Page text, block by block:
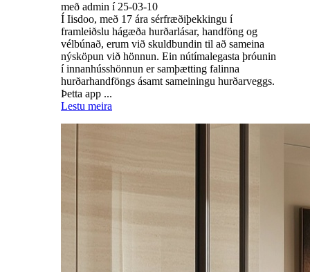
með admin í 25-03-10
Í Iisdoo, með 17 ára sérfræðiþekkingu í
framleiðslu hágæða hurðarlásar, handföng og
vélbúnað, erum við skuldbundin til að sameina
nýsköpun við hönnun. Ein nútímalegasta þróunin
í innanhússhönnun er samþætting falinna
hurðarhandföngs ásamt sameiningu hurðarveggs.
Þetta app ...
Lestu meira